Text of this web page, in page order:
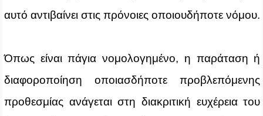
αυτό αντιβαίνει στις πρόνοιες οποιουδήποτε νόμου.
Όπως είναι πάγια νομολογημένο, η παράταση ή
διαφοροποίηση οποιασδήποτε προβλεπόμενης
προθεσμίας ανάγεται στη διακριτική ευχέρεια του